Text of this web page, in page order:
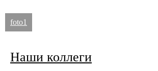
foto1
Наши коллеги